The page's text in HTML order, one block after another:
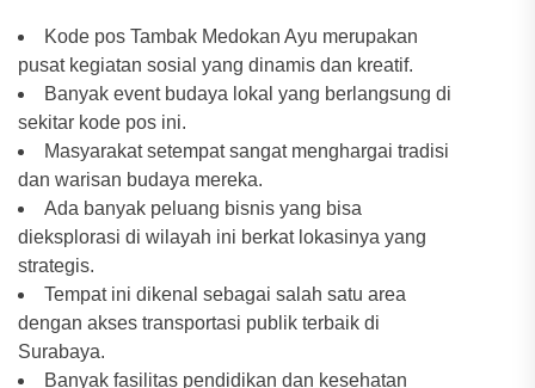
Kode pos Tambak Medokan Ayu merupakan
pusat kegiatan sosial yang dinamis dan kreatif.
Banyak event budaya lokal yang berlangsung di
sekitar kode pos ini.
Masyarakat setempat sangat menghargai tradisi
dan warisan budaya mereka.
Ada banyak peluang bisnis yang bisa
dieksplorasi di wilayah ini berkat lokasinya yang
strategis.
Tempat ini dikenal sebagai salah satu area
dengan akses transportasi publik terbaik di
Surabaya.
Banyak fasilitas pendidikan dan kesehatan